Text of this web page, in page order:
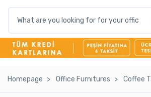
Homepage Offıce Furnıtures Coffee